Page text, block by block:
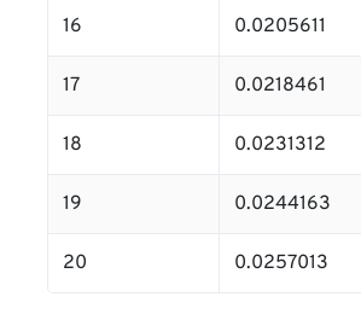
16 0.0205611
17 0.0218461
18 0.0231312
19 0.0244163
20 0.0257013